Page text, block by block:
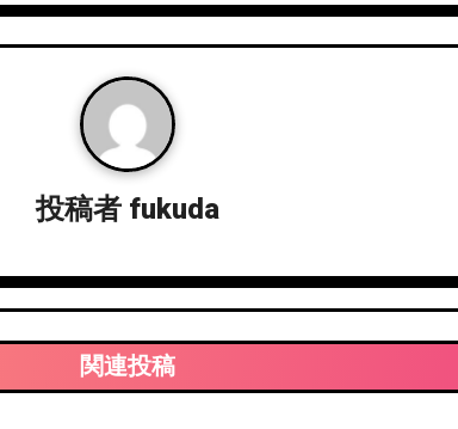
投稿者 fukuda
関連投稿